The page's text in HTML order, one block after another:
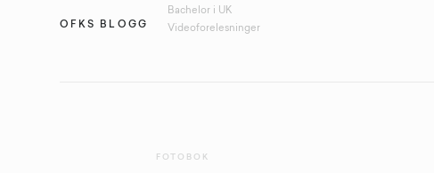
Bachelor i UK
Videoforelesninger
OFKS BLOGG
FOTOBOK